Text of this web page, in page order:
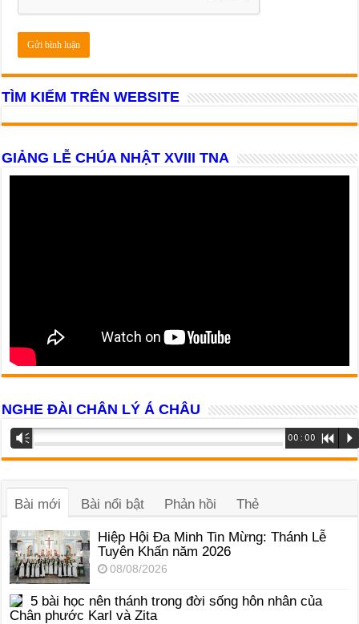
TÌM KIẾM TRÊN WEBSITE
GIẢNG LỄ CHÚA NHẬT XVIII TNA
NGHE ĐÀI CHÂN LÝ Á CHÂU
Trình
phát
âm
Vm 00:00 R P
Bài mới Bài nổi bật Phản hồi Thẻ
Hiệp Hội Đa Minh Tin Mừng: Thánh Lễ
Tuyên Khấn năm 2026
08/08/2026
5 bài học nên thánh trong đời sống hôn nhân của
Chân phước Karl và Zita